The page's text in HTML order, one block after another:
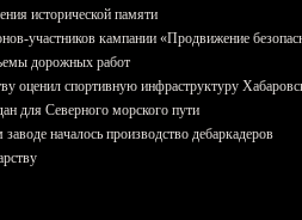
исторической памяти
участников кампании «Продвижение
дорожных работ
оценил спортивную инфраструктуру
для Северного морского пути
началось производство дебаркадеров